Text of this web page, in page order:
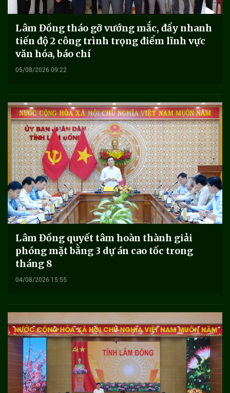
Lâm Đồng tháo gỡ vướng mắc, đẩy nhanh
tiến độ 2 công trình trọng điểm lĩnh vực
văn hóa, báo chí
05/08/2026 09:22
Lâm Đồng quyết tâm hoàn thành giải
phóng mặt bằng 3 dự án cao tốc trong
tháng 8
04/08/2026 15:55